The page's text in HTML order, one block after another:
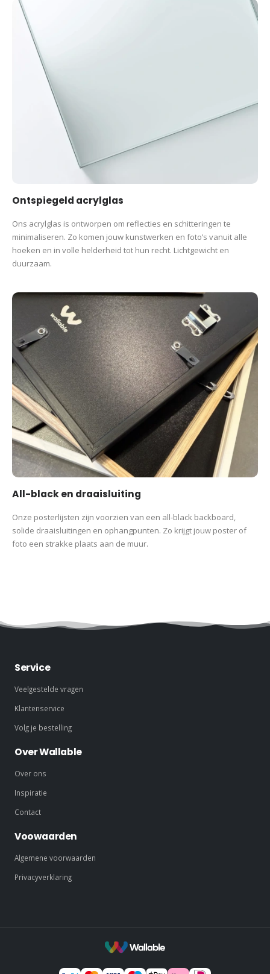
Ontspiegeld acrylglas
Ons acrylglas is ontworpen om reflecties en schitteringen te
minimaliseren. Zo komen jouw kunstwerken en foto’s vanuit alle
hoeken en in volle helderheid tot hun recht. Lichtgewicht en
duurzaam.
All-black en draaisluiting
Onze posterlijsten zijn voorzien van een all-black backboard,
solide draaisluitingen en ophangpunten. Zo krijgt jouw poster of
foto een strakke plaats aan de muur.
Service
Veelgestelde vragen
Klantenservice
Volg je bestelling
Over Wallable
Over ons
Inspiratie
Contact
Voowaarden
Algemene voorwaarden
Privacyverklaring